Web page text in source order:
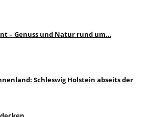
– Genuss und Natur rund um…
Schleswig Holstein abseits der